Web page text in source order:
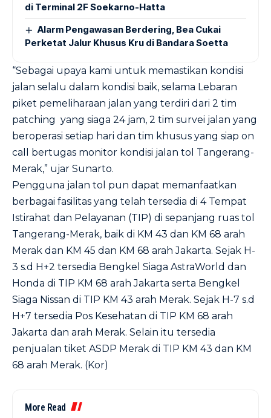
di Terminal 2F Soekarno-Hatta
Alarm Pengawasan Berdering, Bea Cukai
Perketat Jalur Khusus Kru di Bandara Soetta
“Sebagai upaya kami untuk memastikan kondisi
jalan selalu dalam kondisi baik, selama Lebaran
piket pemeliharaan jalan yang terdiri dari 2 tim
patching yang siaga 24 jam, 2 tim survei jalan yang
beroperasi setiap hari dan tim khusus yang siap on
call bertugas monitor kondisi jalan tol Tangerang-
Merak,” ujar Sunarto.
Pengguna jalan tol pun dapat memanfaatkan
berbagai fasilitas yang telah tersedia di 4 Tempat
Istirahat dan Pelayanan (TIP) di sepanjang ruas tol
Tangerang-Merak, baik di KM 43 dan KM 68 arah
Merak dan KM 45 dan KM 68 arah Jakarta. Sejak H-
3 s.d H+2 tersedia Bengkel Siaga AstraWorld dan
Honda di TIP KM 68 arah Jakarta serta Bengkel
Siaga Nissan di TIP KM 43 arah Merak. Sejak H-7 s.d
H+7 tersedia Pos Kesehatan di TIP KM 68 arah
Jakarta dan arah Merak. Selain itu tersedia
penjualan tiket ASDP Merak di TIP KM 43 dan KM
68 arah Merak. (Kor)
More Read